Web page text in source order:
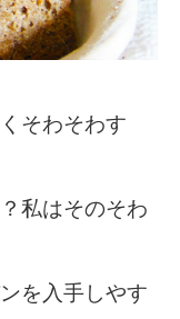
そわそわす
私はそのそわ
を入手しやす